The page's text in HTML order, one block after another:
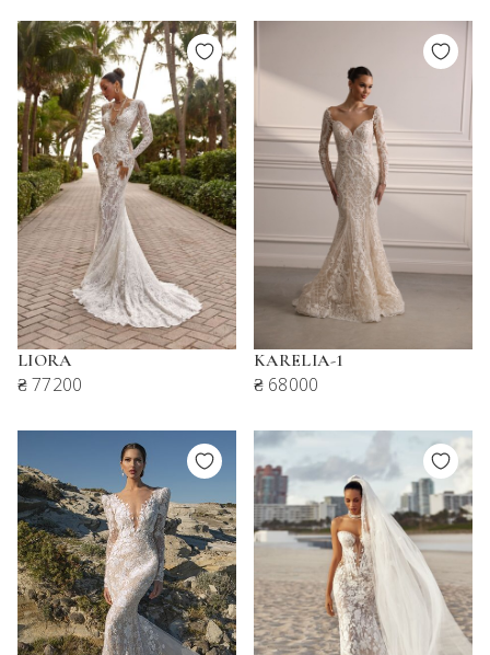
LIORA
₴ 77200
KARELIA-1
₴ 68000